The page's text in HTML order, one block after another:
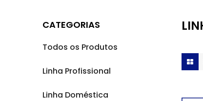
CATEGORIAS
Todos os Produtos
Linha Profissional
Linha Doméstica